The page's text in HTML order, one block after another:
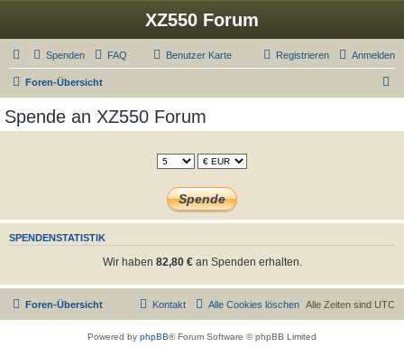
XZ550 Forum
Spenden FAQ Benutzer Karte Anmelden
Registrieren
Foren-Übersicht
Spende an XZ550 Forum
SPENDENSTATISTIK
Wir haben 82,80 €an Spenden erhalten.
Foren-Übersicht Alle Zeiten sind UTC
Alle Cookies löschen
Kontakt
Powered by phpBB® Forum Software © phpBB Limited